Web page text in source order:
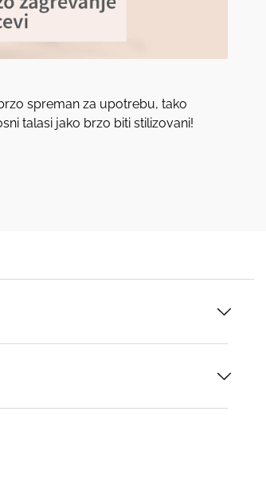
spreman za upotrebu, tako
talasi jako brzo biti stilizovani!